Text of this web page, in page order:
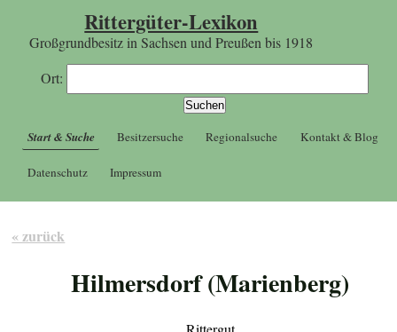
Rittergüter-Lexikon
Großgrundbesitz in Sachsen und Preußen bis 1918
Ort:
Start & Suche Besitzersuche Regionalsuche Kontakt & Blog
Datenschutz Impressum
« zurück
Hilmersdorf (Marienberg)